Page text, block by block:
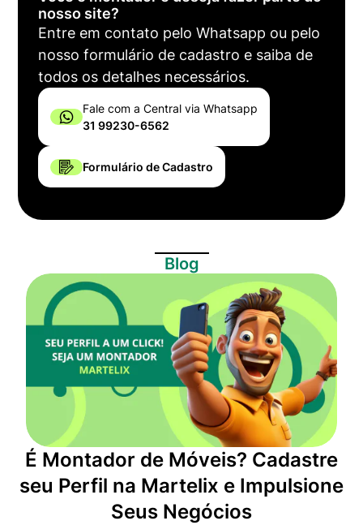
nosso site?
Entre em contato pelo Whatsapp ou pelo
nosso formulário de cadastro e saiba de
todos os detalhes necessários.
Fale com a Central via Whatsapp
31 99230-6562
Formulário de Cadastro
Blog
É Montador de Móveis? Cadastre
seu Perfil na Martelix e Impulsione
Seus Negócios